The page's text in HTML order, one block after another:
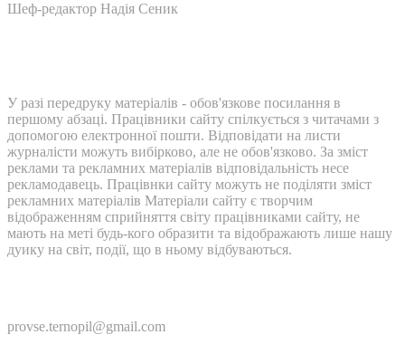
Шеф-редактор Надія Сеник
У разі передруку матеріалів - обов'язкове посилання в
першому абзаці. Працівники сайту спілкується з читачами з
допомогою електронної пошти. Відповідати на листи
журналісти можуть вибірково, але не обов'язково. За зміст
реклами та рекламних матеріалів відповідальність несе
рекламодавець. Працівнки сайту можуть не поділяти зміст
рекламних матеріалів Матеріали сайту є творчим
відображенням сприйняття світу працівниками сайту, не
мають на меті будь-кого образити та відображають лише нашу
дуику на світ, події, що в ньому відбуваються.
provse.ternopil@gmail.com